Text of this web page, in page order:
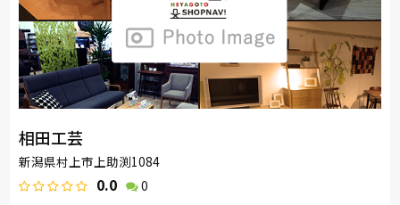
相田工芸
新潟県村上市上助渕1084
0.0 0